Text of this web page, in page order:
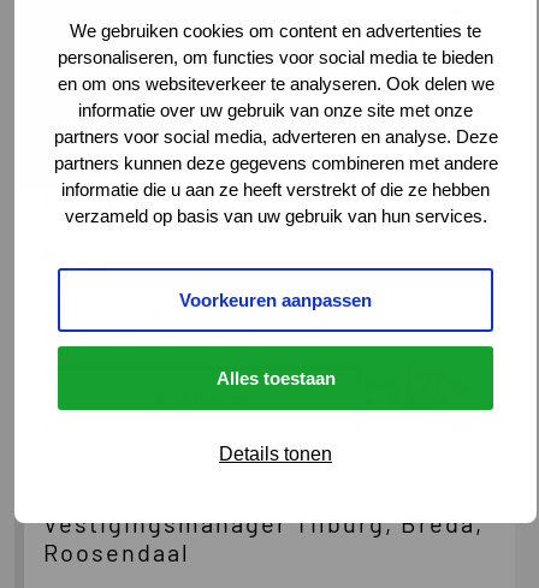
We gebruiken cookies om content en advertenties te
personaliseren, om functies voor social media te bieden
en om ons websiteverkeer te analyseren. Ook delen we
informatie over uw gebruik van onze site met onze
partners voor social media, adverteren en analyse. Deze
partners kunnen deze gegevens combineren met andere
informatie die u aan ze heeft verstrekt of die ze hebben
verzameld op basis van uw gebruik van hun services.
Voorkeuren aanpassen
Alles toestaan
Details tonen
Bekijk
Lees
meer
over
Fleet
Manager/
Hbo/wo starter Logistiek/Supply
Chain Management
€ 30.001 - 40.000 per jaar
VIA Logistics Professionals
over
Hbo/wo
Vestigingsmanager Tilburg, Breda,
Roosendaal